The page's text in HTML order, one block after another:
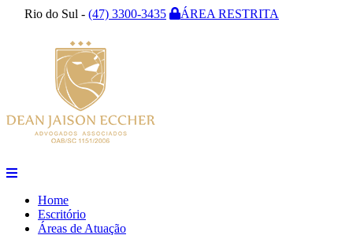
Rio do Sul - (47) 3300-3435 ÁREA RESTRITA
Home
Escritório
Áreas de Atuação